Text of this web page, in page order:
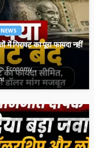
NEWS
गिरावट का पूरा फायदा नहीं
Economy